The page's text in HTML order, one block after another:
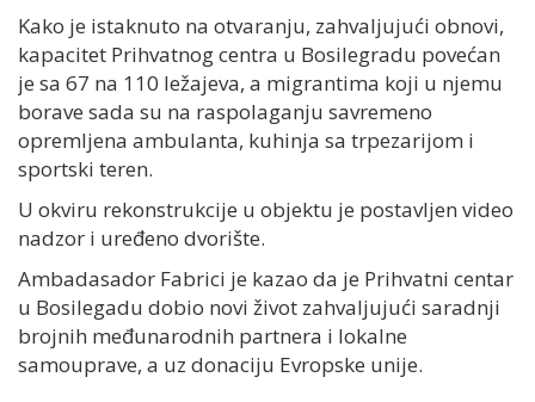
Kako je istaknuto na otvaranju, zahvaljujući obnovi,
kapacitet Prihvatnog centra u Bosilegradu povećan
je sa 67 na 110 ležajeva, a migrantima koji u njemu
borave sada su na raspolaganju savremeno
opremljena ambulanta, kuhinja sa trpezarijom i
sportski teren.
U okviru rekonstrukcije u objektu je postavljen video
nadzor i uređeno dvorište.
Ambadasador Fabrici je kazao da je Prihvatni centar
u Bosilegadu dobio novi život zahvaljujući saradnji
brojnih međunarodnih partnera i lokalne
samouprave, a uz donaciju Evropske unije.